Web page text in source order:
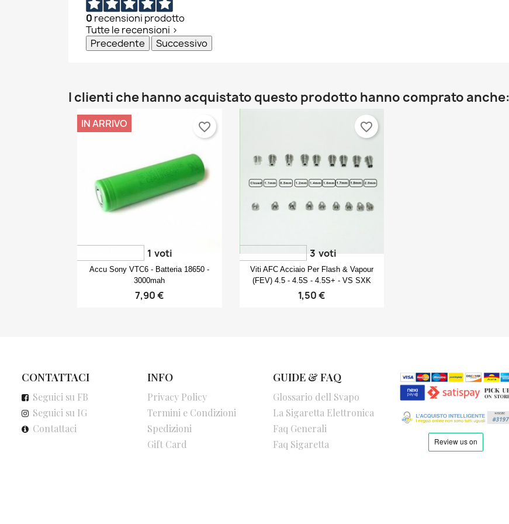
0 recensioni prodotto
Tutte le recensioni >
Precedente
Successivo
I clienti che hanno acquistato questo prodotto hanno comprato anche:
Anteprima
Accu Sony VTC6 - Batteria 18650 -
3000mah
7,90 €
1 voti
IN ARRIVO favorite_border
Anteprima
Viti AFC Acciaio Per Flash & Vapour
(FEV) 4.5 - 4.5S - 4.5S+ - VS SXK
1,50 €
3 voti
favorite_border
CONTATTACI
Seguici su FB
Seguici su IG
Contattaci
INFO
Privacy Policy
Termini e Condizioni
Spedizioni
Gift Card
GUIDE & FAQ
Glossario dell Svapo
La Sigaretta Elettronica
Faq Generali
Faq Sigaretta